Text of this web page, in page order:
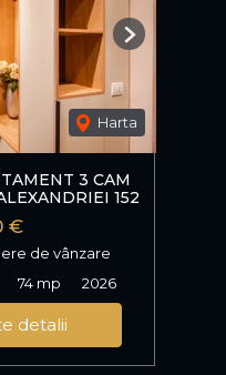
Harta
Next
3 CAM
152
€
de vânzare
74 mp 2026
detalii